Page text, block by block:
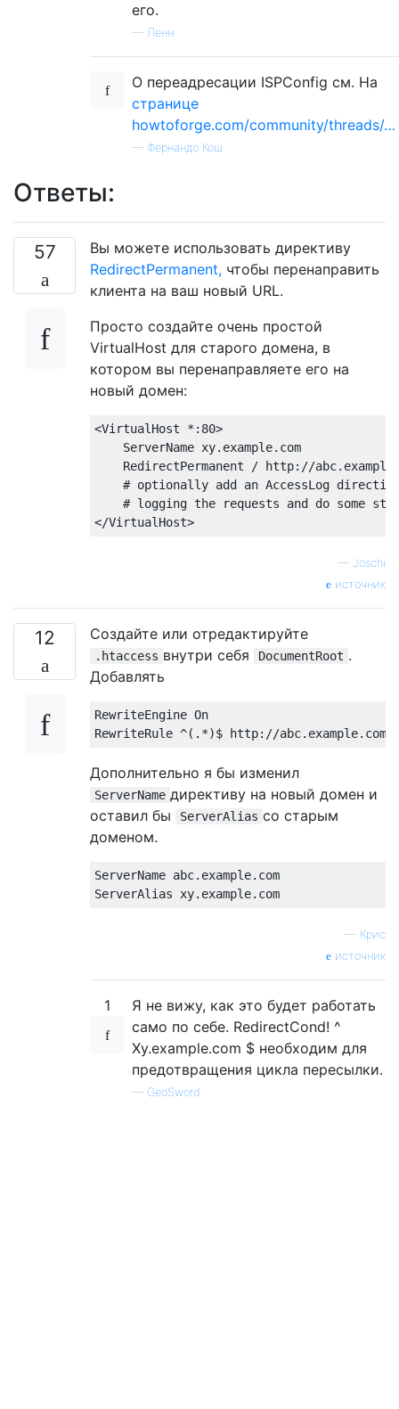
его.
— Ленн
О переадресации ISPConfig см. На
странице
howtoforge.com/community/threads/…
— Фернандо Кош
Ответы:
57
Вы можете использовать директиву
RedirectPermanent, чтобы перенаправить
клиента на ваш новый URL.
Просто создайте очень простой
VirtualHost для старого домена, в
котором вы перенаправляете его на
новый домен:
<VirtualHost *:80>
    ServerName xy.example.com
RedirectPermanent / http://
# optionally add an AccessLog
# logging the requests and do some
— Joschi
источник
12 Создайте или отредактируйте
.htaccess внутри себя DocumentRoot .
Добавлять
RewriteEngine On
Дополнительно я бы изменил
ServerName директиву на новый домен и
оставил бы
ServerAlias со старым
доменом.
ServerName abc.example.com
— Крис
источник
1
Я не вижу, как это будет работать
само по себе. RedirectCond! ^
Xy.example.com $ необходим для
предотвращения цикла пересылки.
— GeoSword